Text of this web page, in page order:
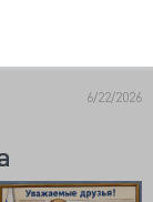
6/22/2026